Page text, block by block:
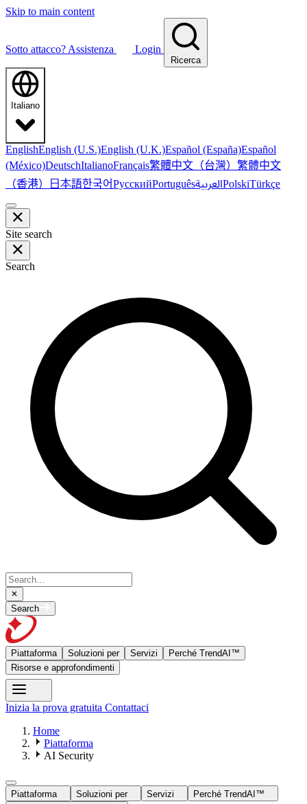
Skip to main content
Sotto attacco? Assistenza Login
Ricerca
Italiano
EnglishEnglish (U.S.)English (U.K.)Español (España)Español
(México)DeutschItalianoFrançais繁體中文（台灣） 繁體中文
（香港） 日本語한국어РусскийPortuguêsالعربيةPolskiTürkçe
Site search
Search
Search
Piattaforma Soluzioni per Servizi
Perché TrendAI™
Risorse e approfondimenti
Inizia la prova gratuita Contattaci
Home
Piattaforma
AI Security
Piattaforma Soluzioni per Servizi
Perché TrendAI™